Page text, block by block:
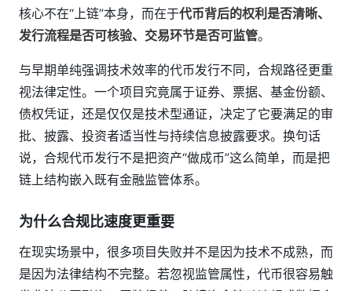
核心不在“上链”本身，而在于代币背后的权利是否清晰、
发行流程是否可核验、交易环节是否可监管。
与早期单纯强调技术效率的代币发行不同，合规路径更重
视法律定性。一个项目究竟属于证券、票据、基金份额、
债权凭证，还是仅仅是技术型通证，决定了它要满足的审
批、披露、投资者适当性与持续信息披露要求。换句话
说，合规代币发行不是把资产“做成币”这么简单，而是把
链上结构嵌入既有金融监管体系。
为什么合规比速度更重要
在现实场景中，很多项目失败并不是因为技术不成熟，而
是因为法律结构不完整。若忽视监管属性，代币很容易触